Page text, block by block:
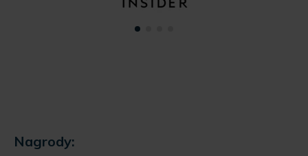
Nagrody: